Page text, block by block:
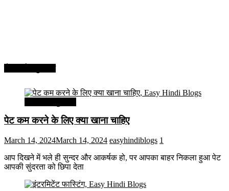
पेट कम करने के लिए क्या खाना चाहिए
March 14, 2024March 14, 2024 easyhindiblogs 1
आप दिखने में भले ही सुन्दर और आकर्षक हो, पर आपका बाहर निकला हुआ पेट
आपकी सुंदरता को छिपा देता